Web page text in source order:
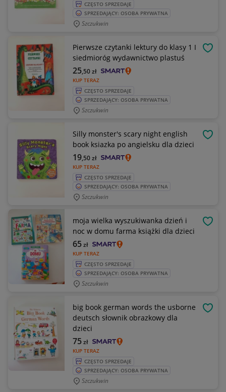
CZĘSTO SPRZEDAJE
SPRZEDAJĄCY: OSOBA PRYWATNA
Szczukwin
Pierwsze czytanki lektury do klasy 1 I
siedmioróg wydawnictwo plastuś
KUP TERAZ
25,50zł
CZĘSTO SPRZEDAJE
SPRZEDAJĄCY: OSOBA PRYWATNA
Szczukwin
Silly monster's scary night english
book ksiazka po angielsku dla dzieci
KUP TERAZ
19,50zł
CZĘSTO SPRZEDAJE
SPRZEDAJĄCY: OSOBA PRYWATNA
Szczukwin
moja wielka wyszukiwanka dzień i
noc w domu farma książki dla dzieci
KUP TERAZ
65zł
CZĘSTO SPRZEDAJE
SPRZEDAJĄCY: OSOBA PRYWATNA
Szczukwin
big book german words the usborne
deutsch słownik obrazkowy dla
dzieci
KUP TERAZ
75zł
CZĘSTO SPRZEDAJE
SPRZEDAJĄCY: OSOBA PRYWATNA
Szczukwin